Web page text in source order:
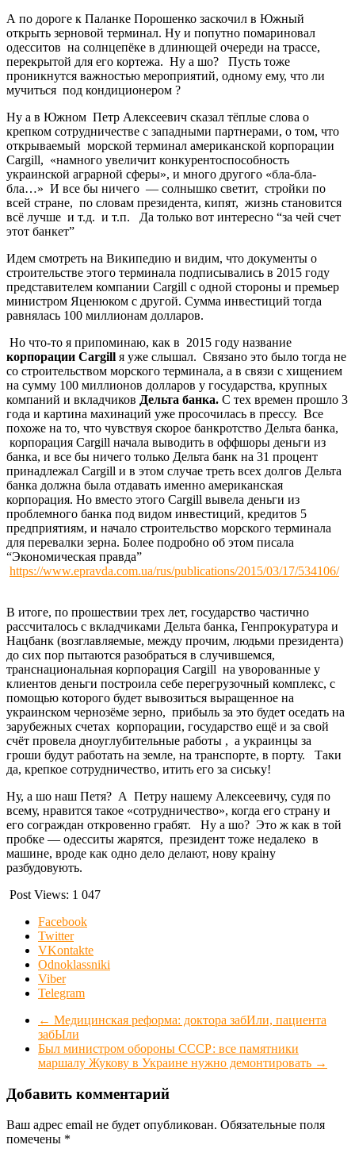
А по дороге к Паланке Порошенко заскочил в Южный
открыть зерновой терминал. Ну и попутно помариновал
одесситов на солнцепёке в длинющей очереди на трассе,
перекрытой для его кортежа. Ну а шо? Пусть тоже
проникнутся важностью мероприятий, одному ему, что ли
мучиться под кондиционером ?
Ну а в Южном Петр Алексеевич сказал тёплые слова о
крепком сотрудничестве с западными партнерами, о том, что
открываемый морской терминал американской корпорации
Cargill, «намного увеличит конкурентоспособность
украинской аграрной сферы», и много другого «бла-бла-
бла…» И все бы ничего — солнышко светит, стройки по
всей стране, по словам президента, кипят, жизнь становится
всё лучше и т.д. и т.п. Да только вот интересно “за чей счет
этот банкет”
Идем смотреть на Википедию и видим, что документы о
строительстве этого терминала подписывались в 2015 году
представителем компании Cargill с одной стороны и премьер
министром Яценюком с другой. Сумма инвестиций тогда
равнялась 100 миллионам долларов.
Но что-то я припоминаю, как в 2015 году название
корпорации Cargill я уже слышал. Связано это было тогда не
со строительством морского терминала, а в связи с хищением
на сумму 100 миллионов долларов у государства, крупных
компаний и вкладчиков Дельта банка. С тех времен прошло 3
года и картина махинаций уже просочилась в прессу. Все
похоже на то, что чувствуя скорое банкротство Дельта банка,
корпорация Cargill начала выводить в оффшоры деньги из
банка, и все бы ничего только Дельта банк на 31 процент
принадлежал Cargill и в этом случае треть всех долгов Дельта
банка должна была отдавать именно американская
корпорация. Но вместо этого Cargill вывела деньги из
проблемного банка под видом инвестиций, кредитов 5
предприятиям, и начало строительство морского терминала
для перевалки зерна. Более подробно об этом писала
“Экономическая правда”
https://www.epravda.com.ua/rus/publications/2015/03/17/534106/
В итоге, по прошествии трех лет, государство частично
рассчиталось с вкладчиками Дельта банка, Генпрокуратура и
Нацбанк (возглавляемые, между прочим, людьми президента)
до сих пор пытаются разобраться в случившемся,
транснациональная корпорация Cargill на уворованные у
клиентов деньги построила себе перегрузочный комплекс, с
помощью которого будет вывозиться выращенное на
украинском чернозёме зерно, прибыль за это будет оседать на
зарубежных счетах корпорации, государство ещё и за свой
счёт провела дноуглубительные работы , а украинцы за
гроши будут работать на земле, на транспорте, в порту. Таки
да, крепкое сотрудничество, итить его за сиську!
Ну, а шо наш Петя? А Петру нашему Алексеевичу, судя по
всему, нравится такое «сотрудничество», когда его страну и
его сограждан откровенно грабят. Ну а шо? Это ж как в той
пробке — одесситы жарятся, президент тоже недалеко в
машине, вроде как одно дело делают, нову краiну
разбудовують.
Post Views: 1 047
Facebook
Twitter
VKontakte
Odnoklassniki
Viber
Telegram
← Медицинская реформа: доктора забИли, пациента
забЫли
Был министром обороны СССР: все памятники
маршалу Жукову в Украине нужно демонтировать →
Добавить комментарий
Ваш адрес email не будет опубликован. Обязательные поля
помечены *